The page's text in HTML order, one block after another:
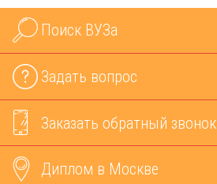
Поиск ВУЗа
Задать вопрос
Заказать обратный звонок
Диплом в Москве